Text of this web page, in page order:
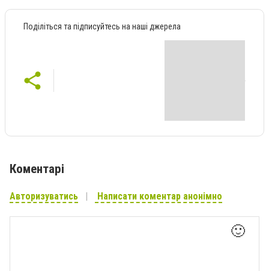
Поділіться та підписуйтесь на наші джерела
Коментарі
Авторизуватись Написати коментар анонімно
🙂